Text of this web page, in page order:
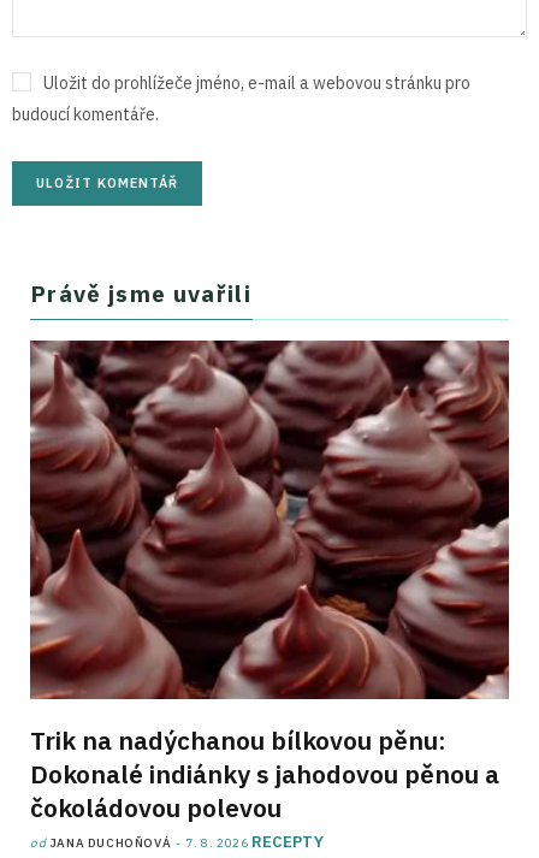
Uložit do prohlížeče jméno, e-mail a webovou stránku pro
budoucí komentáře.
Právě jsme uvařili
Trik na nadýchanou bílkovou pěnu:
Dokonalé indiánky s jahodovou pěnou a
čokoládovou polevou
od JANA DUCHOŇOVÁ 7. 8. 2026 RECEPTY